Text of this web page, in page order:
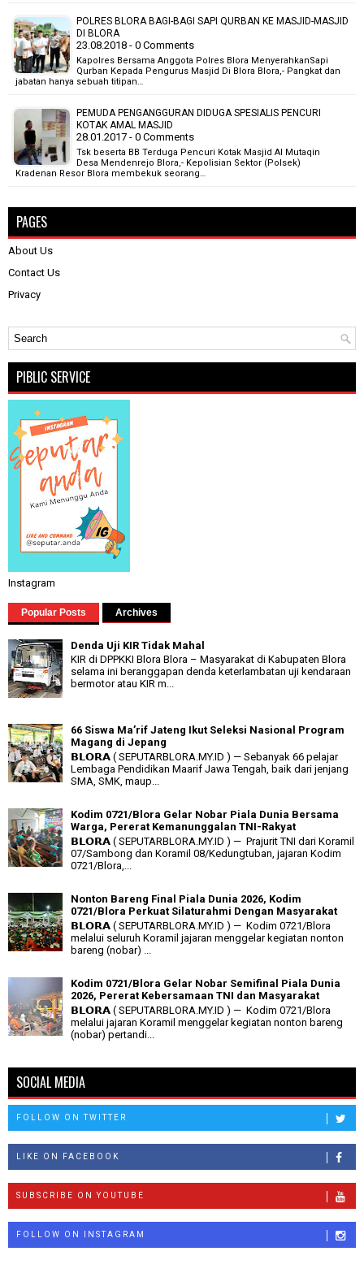
POLRES BLORA BAGI-BAGI SAPI QURBAN KE MASJID-MASJID
DI BLORA
23.08.2018 - 0 Comments
Kapolres Bersama Anggota Polres Blora MenyerahkanSapi
Qurban Kepada Pengurus Masjid Di Blora Blora,- Pangkat dan
jabatan hanya sebuah titipan…
PEMUDA PENGANGGURAN DIDUGA SPESIALIS PENCURI
KOTAK AMAL MASJID
28.01.2017 - 0 Comments
Tsk beserta BB Terduga Pencuri Kotak Masjid Al Mutaqin
Desa Mendenrejo Blora,- Kepolisian Sektor (Polsek)
Kradenan Resor Blora membekuk seorang…
PAGES
About Us
Contact Us
Privacy
PIBLIC SERVICE
Instagram
Popular Posts Archives
Denda Uji KIR Tidak Mahal
KIR di DPPKKI Blora Blora – Masyarakat di Kabupaten Blora
selama ini beranggapan denda keterlambatan uji kendaraan
bermotor atau KIR m...
66 Siswa Ma’rif Jateng Ikut Seleksi Nasional Program
Magang di Jepang
𝗕𝗟𝗢𝗥𝗔 ( SEPUTARBLORA.MY.ID ) — Sebanyak 66 pelajar
Lembaga Pendidikan Maarif Jawa Tengah, baik dari jenjang
SMA, SMK, maup...
Kodim 0721/Blora Gelar Nobar Piala Dunia Bersama
Warga, Pererat Kemanunggalan TNI-Rakyat
𝗕𝗟𝗢𝗥𝗔 ( SEPUTARBLORA.MY.ID ) — Prajurit TNI dari Koramil
07/Sambong dan Koramil 08/Kedungtuban, jajaran Kodim
0721/Blora,...
Nonton Bareng Final Piala Dunia 2026, Kodim
0721/Blora Perkuat Silaturahmi Dengan Masyarakat
𝗕𝗟𝗢𝗥𝗔 ( SEPUTARBLORA.MY.ID ) — Kodim 0721/Blora
melalui seluruh Koramil jajaran menggelar kegiatan nonton
bareng (nobar) ...
Kodim 0721/Blora Gelar Nobar Semifinal Piala Dunia
2026, Pererat Kebersamaan TNI dan Masyarakat
𝗕𝗟𝗢𝗥𝗔 ( SEPUTARBLORA.MY.ID ) — Kodim 0721/Blora
melalui jajaran Koramil menggelar kegiatan nonton bareng
(nobar) pertandi...
SOCIAL MEDIA
FOLLOW ON TWITTER
LIKE ON FACEBOOK
SUBSCRIBE ON YOUTUBE
FOLLOW ON INSTAGRAM